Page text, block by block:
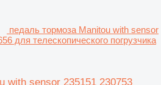
педаль тормоза Manitou with sensor
для телескопического погрузчика
with sensor 235151 230753